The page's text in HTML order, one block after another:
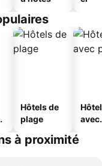
Hôtels de
plage
avec
à proximité